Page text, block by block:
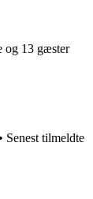
og 13 gæster
• Senest tilmeldte